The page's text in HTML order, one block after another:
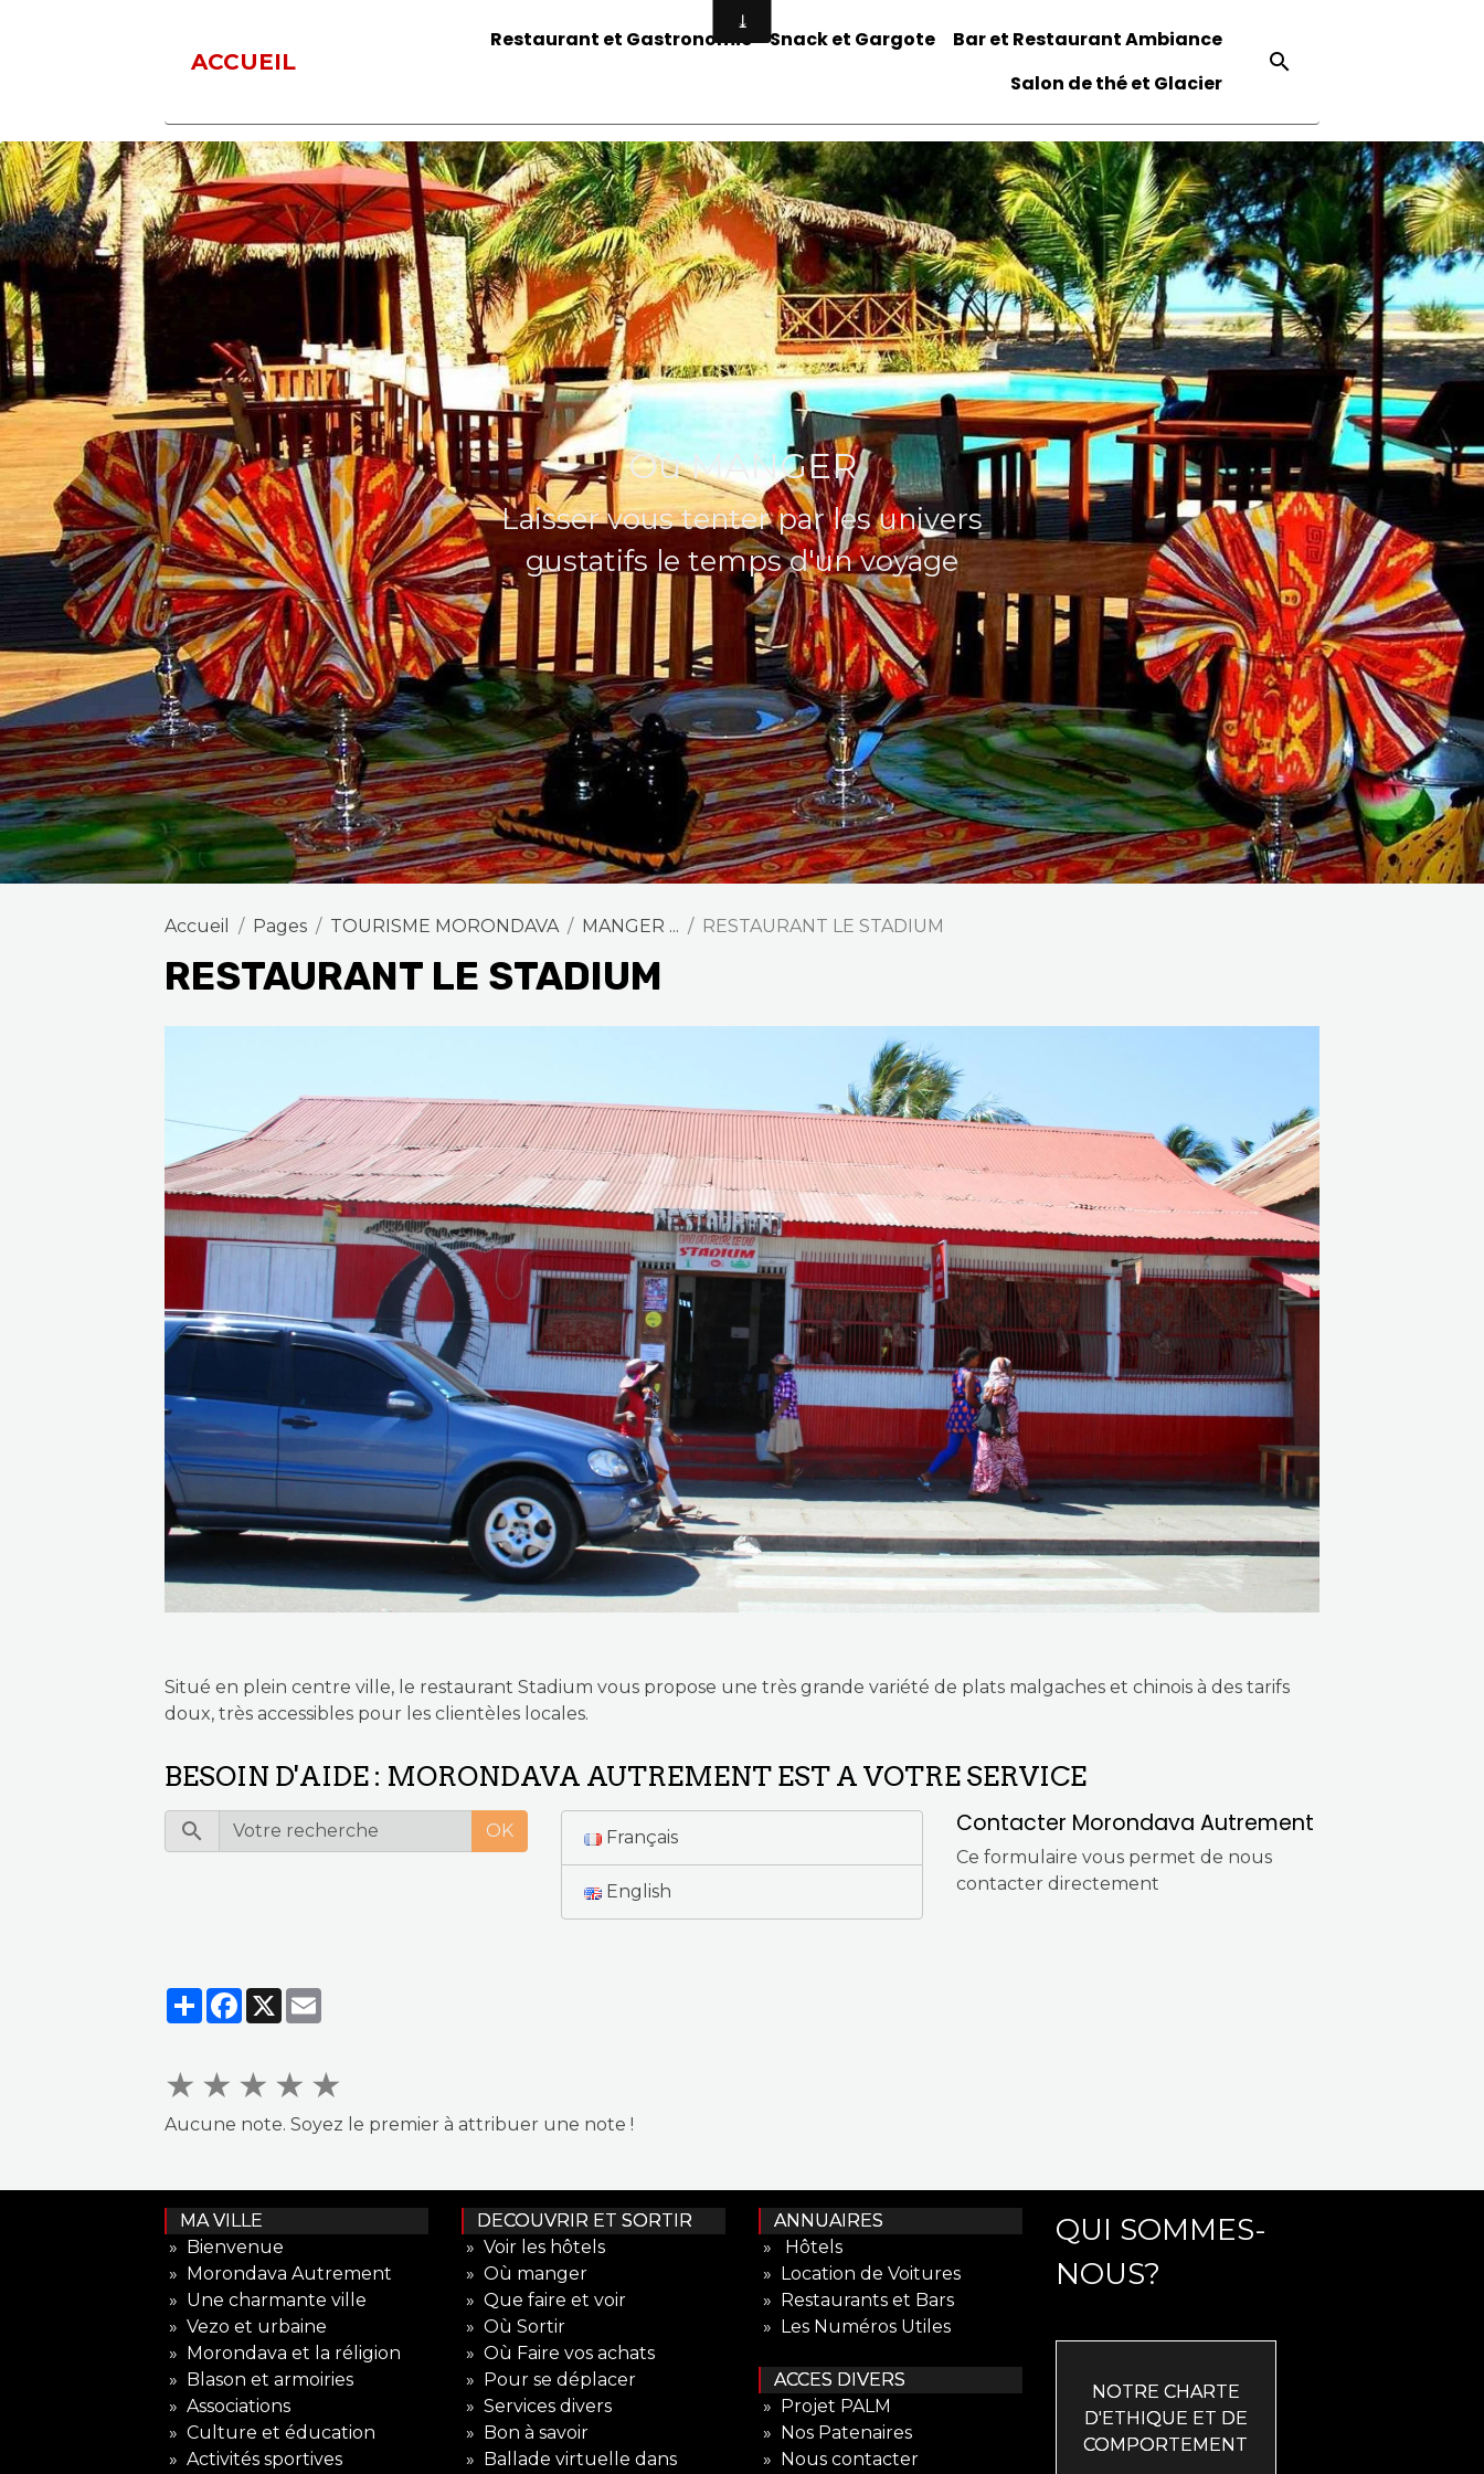
ACCUEIL
Restaurant et Gastronomie Snack et Gargote
Bar et Restaurant Ambiance
Salon de thé et Glacier
Où MANGER
Laisser vous tenter par les univers
gustatifs le temps d'un voyage
Accueil Pages TOURISME MORONDAVA MANGER ... RESTAURANT LE STADIUM
RESTAURANT LE STADIUM
Situé en plein centre ville, le restaurant Stadium vous propose une très grande variété de plats malgaches et chinois à des tarifs
doux, très accessibles pour les clientèles locales.
BESOIN D'AIDE : MORONDAVA AUTREMENT EST A VOTRE SERVICE
OK Français
English
Contacter Morondava Autrement
Ce formulaire vous permet de nous
contacter directement
PartagerFacebook
X
★ ★ ★ ★ ★
Aucune note. Soyez le premier à attribuer une note !
MA VILLE
» Bienvenue
» Morondava Autrement
» Une charmante ville
» Vezo et urbaine
» Morondava et la réligion
» Blason et armoiries
» Associations
» Culture et éducation
» Activités sportives
DECOUVRIR ET SORTIR
» Voir les hôtels
» Où manger
» Que faire et voir
» Où Sortir
» Où Faire vos achats
» Pour se déplacer
» Services divers
» Bon à savoir
» Ballade virtuelle dans
ANNUAIRES
» Hôtels
» Location de Voitures
» Restaurants et Bars
» Les Numéros Utiles
ACCES DIVERS
» Projet PALM
» Nos Patenaires
» Nous contacter
QUI SOMMES-
NOUS?
NOTRE CHARTE
D'ETHIQUE ET DE
COMPORTEMENT